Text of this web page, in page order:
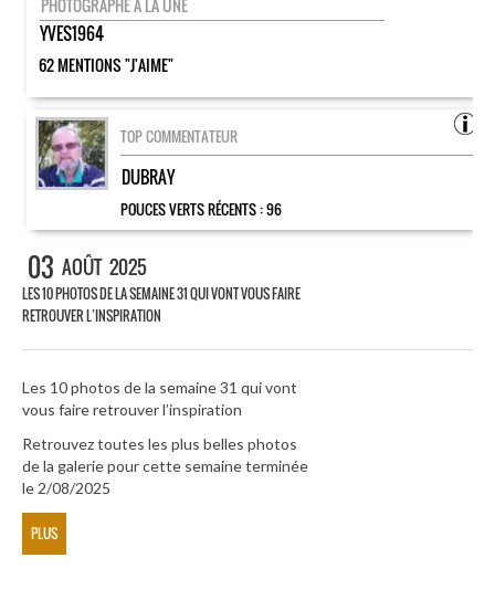
PHOTOGRAPHE À LA UNE
YVES1964
62 MENTIONS "J'AIME"
TOP COMMENTATEUR
DUBRAY
POUCES VERTS RÉCENTS :96
03 AOÛT 2025
LES 10 PHOTOS DE LA SEMAINE 31 QUI VONT VOUS FAIRE
RETROUVER L’INSPIRATION
Les 10 photos de la semaine 31 qui vont
vous faire retrouver l’inspiration
Retrouvez toutes les plus belles photos
de la galerie pour cette semaine terminée
le 2/08/2025
PLUS